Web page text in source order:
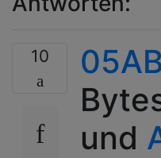
10
und